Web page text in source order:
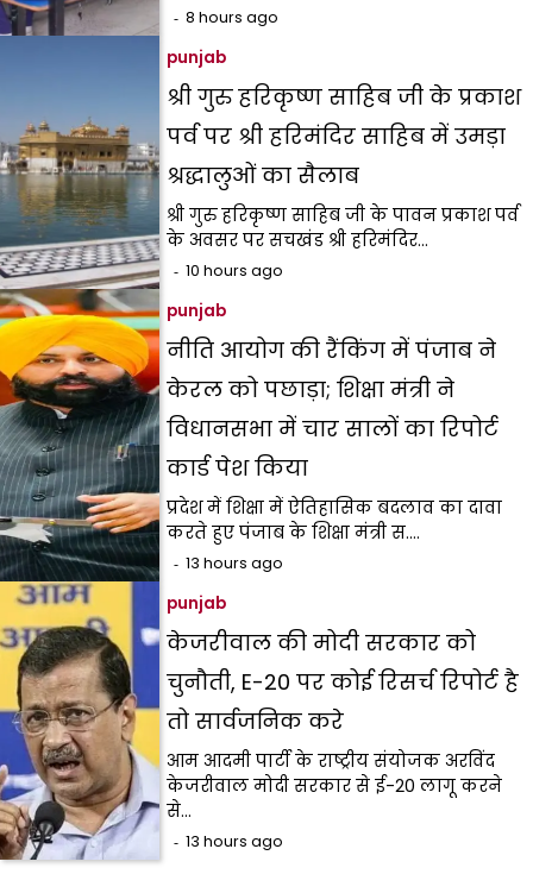
8 hours ago
punjab
श्री गुरु हरिकृष्ण साहिब जी के प्रकाश
पर्व पर श्री हरिमंदिर साहिब में उमड़ा
श्रद्धालुओं का सैलाब
श्री गुरु हरिकृष्ण साहिब जी के पावन प्रकाश पर्व
के अवसर पर सचखंड श्री हरिमंदिर…
10 hours ago
punjab
नीति आयोग की रैंकिंग में पंजाब ने
केरल को पछाड़ा; शिक्षा मंत्री ने
विधानसभा में चार सालों का रिपोर्ट
कार्ड पेश किया
प्रदेश में शिक्षा में ऐतिहासिक बदलाव का दावा
करते हुए पंजाब के शिक्षा मंत्री स.…
13 hours ago
punjab
केजरीवाल की मोदी सरकार को
चुनौती, E-20 पर कोई रिसर्च रिपोर्ट है
तो सार्वजनिक करे
आम आदमी पार्टी के राष्ट्रीय संयोजक अरविंद
केजरीवाल मोदी सरकार से ई-20 लागू करने
से…
13 hours ago